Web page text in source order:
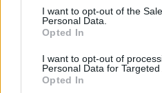
consent section.
I want to opt-out of the
Personal Data.
Opted In
I want to opt-out of
Personal Data for Targeted
Opted In
biztosítja a vállalkozások
szabad megválasztásának
Ezek a módosítások
vállalkozások számviteli és